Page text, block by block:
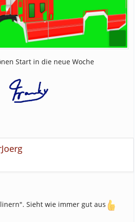
Start in die neue Woche
Sieht wie immer gut aus